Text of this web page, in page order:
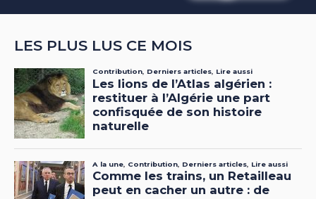
LES PLUS LUS CE MOIS